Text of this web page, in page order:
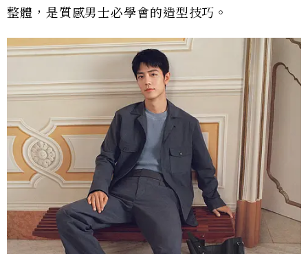
整體，是質感男士必學會的造型技巧。